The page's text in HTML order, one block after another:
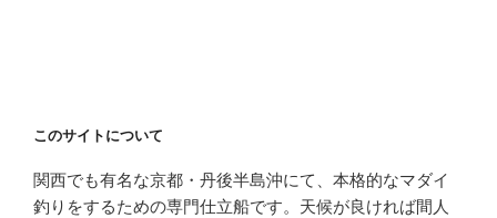
このサイトについて
関西でも有名な京都・丹後半島沖にて、本格的なマダイ
釣りをするための専門仕立船です。天候が良ければ間人